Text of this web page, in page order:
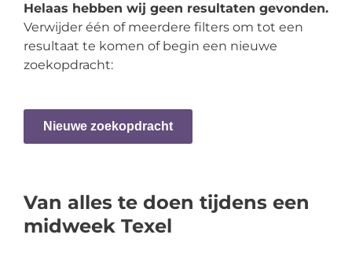
Helaas hebben wij geen resultaten gevonden.
Verwijder één of meerdere filters om tot een
resultaat te komen of begin een nieuwe
zoekopdracht:
Nieuwe zoekopdracht
Van alles te doen tijdens een
midweek Texel